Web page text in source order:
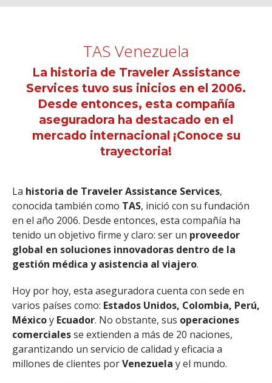
TAS Venezuela
La historia de Traveler Assistance
Services tuvo sus inicios en el 2006.
Desde entonces, esta compañía
aseguradora ha destacado en el
mercado internacional ¡Conoce su
trayectoria!
La historia de Traveler Assistance Services,
conocida también como TAS, inició con su fundación
en el año 2006. Desde entonces, esta compañía ha
tenido un objetivo firme y claro: ser un proveedor
global en soluciones innovadoras dentro de la
gestión médica y asistencia al viajero.
Hoy por hoy, esta aseguradora cuenta con sede en
varios países como: Estados Unidos, Colombia, Perú,
Méxicoy Ecuador. No obstante, sus operaciones
comercialesse extienden a más de 20 naciones,
garantizando un servicio de calidad y eficacia a
millones de clientes porVenezuela y el mundo.